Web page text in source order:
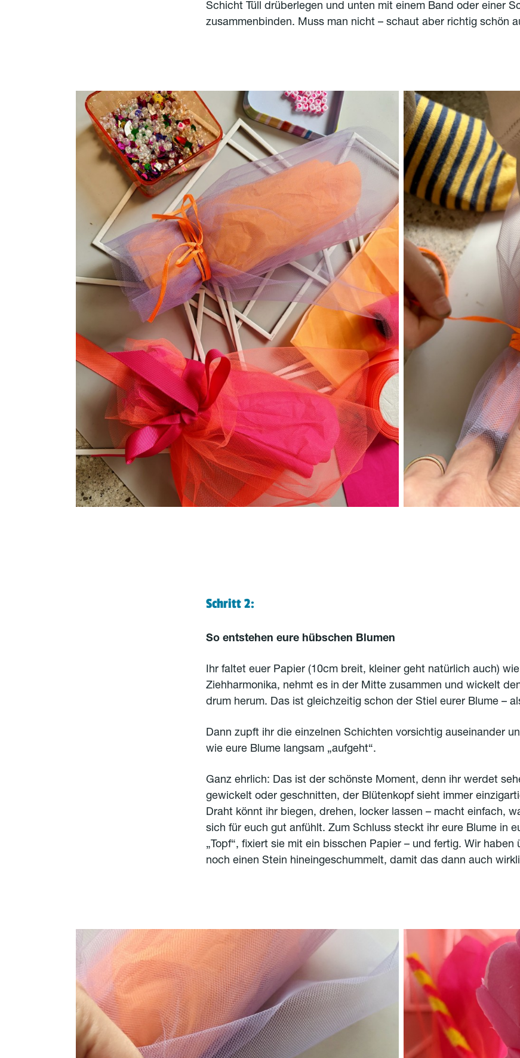
Schicht Tüll drüberlegen und unten mit einem Band oder einer
zusammenbinden. Muss man nicht – schaut aber richtig schön
Schritt 2:
So entstehen eure hübschen Blumen
Ihr faltet euer Papier (10cm breit, kleiner geht natürlich auch)
Ziehharmonika, nehmt es in der Mitte zusammen und wickelt
drum herum. Das ist gleichzeitig schon der Stiel eurer Blume –
Dann zupft ihr die einzelnen Schichten vorsichtig auseinander
wie eure Blume langsam „aufgeht“.
Ganz ehrlich: Das ist der schönste Moment, denn ihr werdet
gewickelt oder geschnitten, der Blütenkopf sieht immer
Draht könnt ihr biegen, drehen, locker lassen – macht einfach,
sich für euch gut anfühlt. Zum Schluss steckt ihr eure Blume in
„Topf“, fixiert sie mit ein bisschen Papier – und fertig. Wir haben
noch einen Stein hineingeschummelt, damit das dann auch